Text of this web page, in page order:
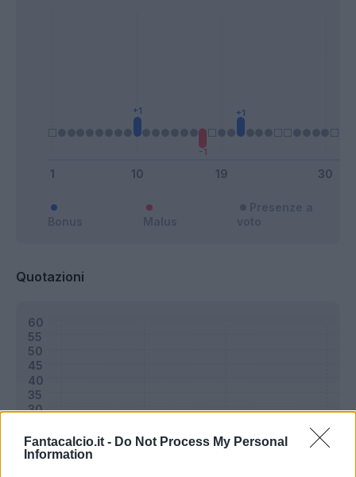
Fantacalcio.it - Do Not Process My Personal
Information
Quotazioni